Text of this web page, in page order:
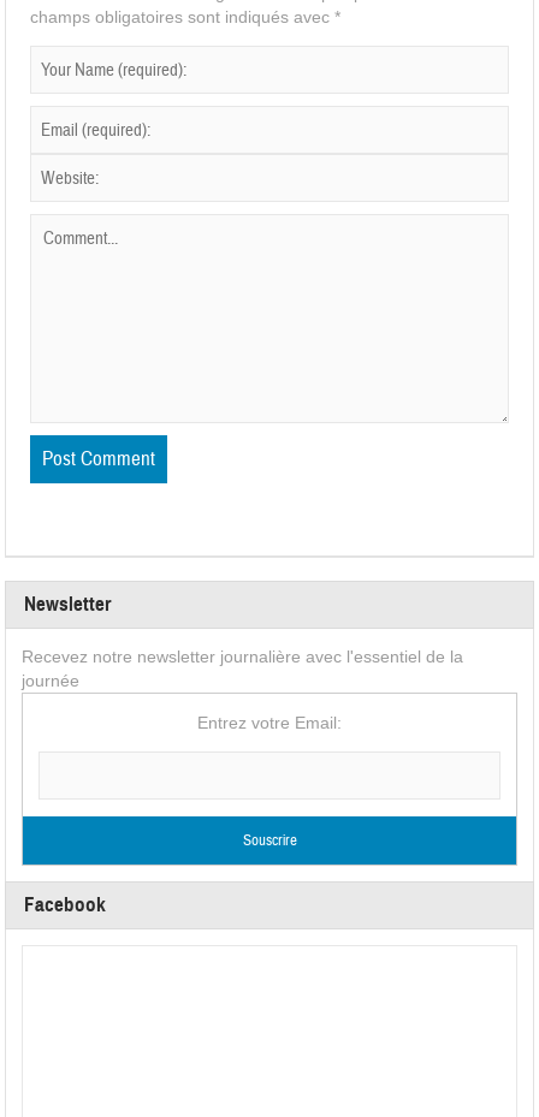
champs obligatoires sont indiqués avec*
Newsletter
Recevez notre newsletter journalière avec l'essentiel de la
journée
Entrez votre Email:
Facebook